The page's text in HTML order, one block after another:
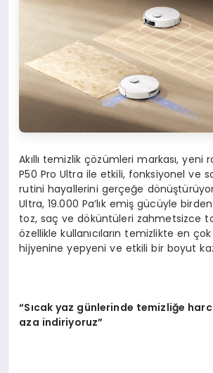
Akıllı temizlik çözümleri markası, yeni
P50 Pro Ultra ile etkili, fonksiyonel ve
rutini hayallerini gerçeğe
Ultra, 19.000 Pa’lık emiş gücüyle
toz, saç ve döküntüleri zahmetsizce
özellikle kullanıcıların temizlikte en çok
hijyenine yepyeni ve etkili bir boyut
“Sıcak yaz günlerinde temizliğe
aza indiriyoruz”